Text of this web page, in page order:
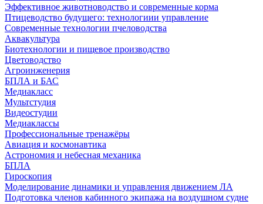
Эффективное животноводство и современные корма
Птицеводство будущего: технологиии управление
Современные технологии пчеловодства
Аквакультура
Биотехнологии и пищевое производство
Цветоводство
Агроинженерия
БПЛА и БАС
Медиакласс
Мультстудия
Видеостудии
Медиаклассы
Профессиональные тренажёры
Авиация и космонавтика
Астрономия и небесная механика
БПЛА
Гироскопия
Моделирование динамики и управления движением ЛА
Подготовка членов кабинного экипажа на воздушном судне